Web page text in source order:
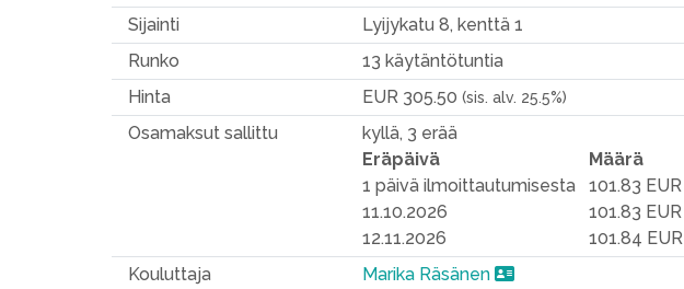
Sijainti
Lyijykatu 8, kenttä 1
Runko
13 käytäntötuntia
Hinta
EUR 305.50 (sis. alv. 25.5%)
Osamaksut sallittu
kyllä, 3 erää
Eräpäivä
Määrä
1 päivä ilmoittautumisesta
101.83 EUR
11.10.2026
101.83 EUR
12.11.2026
101.84 EUR
Kouluttaja
Marika Räsänen